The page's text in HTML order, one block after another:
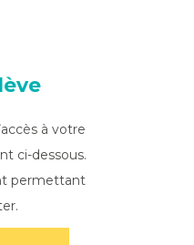
à votre
ci-dessous.
permettant